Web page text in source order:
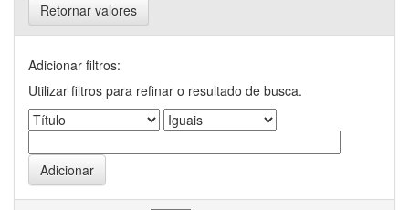
Retornar valores
Adicionar filtros:
Utilizar filtros para refinar o resultado de busca.